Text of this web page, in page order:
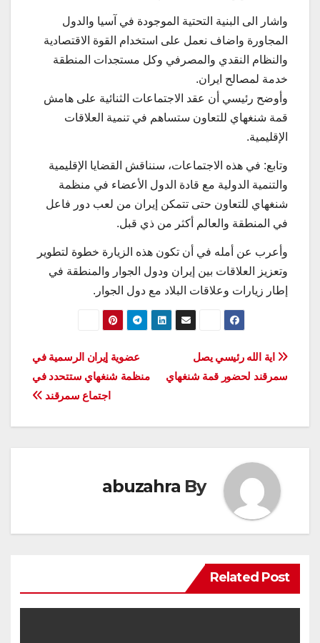
واشار الى البنية التحتية الموجودة في آسيا والدول
المجاورة واضاف نعمل على استخدام القوة الاقتصادية
والنظام النقدي والمصرفي وكل مستجدات المنطقة
خدمة لمصالح ایران.
وأوضح رئيسي أن عقد الاجتماعات الثنائية على هامش
قمة شنغهاي للتعاون ستساهم في تنمية العلاقات
الإقليمية.
وتابع: في هذه الاجتماعات، سنناقش القضايا الإقليمية
والتنمية الدولية مع قادة الدول الأعضاء في منظمة
شنغهاي للتعاون حتى تتمكن إيران من لعب دور فاعل
في المنطقة والعالم أكثر من ذي قبل.
وأعرب عن أمله في أن تكون هذه الزیارة خطوة لتطوير
وتعزيز العلاقات بين إيران ودول الجوار والمنطقة في
إطار زیارات وعلاقات البلاد مع دول الجوار.
تصفّح
المقالات
عضوية إيران الرسمية في
منظمة شنغهاي ستتحدد في
اجتماع سمرقند
اية الله رئيسي يصل
سمرقند لحضور قمة شنغهاي
By
abuzahra
Related Post